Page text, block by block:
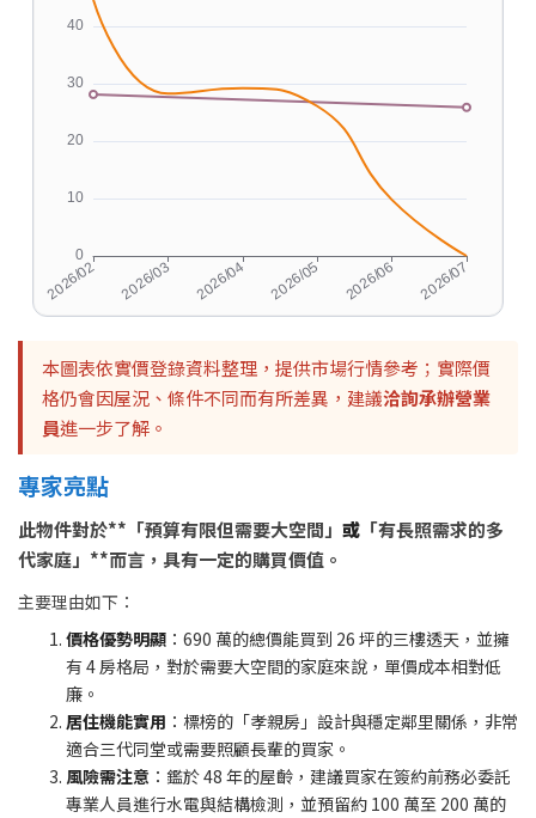
本圖表依實價登錄資料整理，提供市場行情參考；實際價
格仍會因屋況、條件不同而有所差異，建議洽詢承辦營業
員進一步了解。
專家亮點
此物件對於**「預算有限但需要大空間」 或 「有長照需求的多
代家庭」**而言，具有一定的購買價值。
主要理由如下：
價格優勢明顯 ：690 萬的總價能買到 26 坪的三樓透天，並擁
有 4 房格局，對於需要大空間的家庭來說，單價成本相對低
廉。
居住機能實用 ：標榜的「孝親房」設計與穩定鄰里關係，非常
適合三代同堂或需要照顧長輩的買家。
風險需注意 ：鑑於 48 年的屋齡，建議買家在簽約前務必委託
專業人員進行水電與結構檢測，並預留約 100 萬至 200 萬的